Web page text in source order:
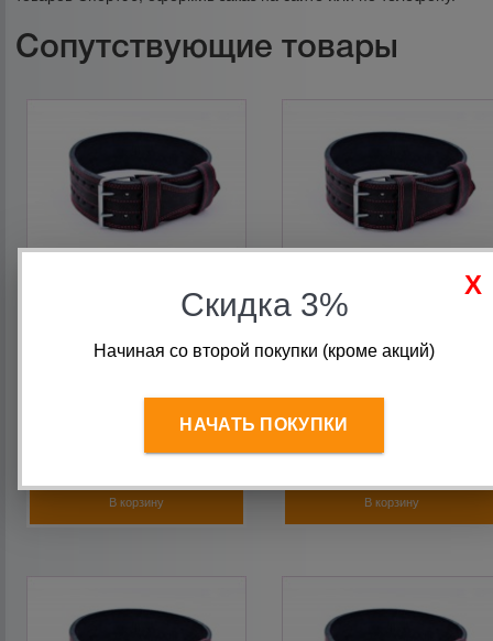
Сопутствующие товары
Пояс для пауэрлифтинга
В корзину
Пояс для пауэрлифтинга
В корзину
Скидка 3%
Начиная со второй покупки (кроме акций)
НАЧАТЬ ПОКУПКИ